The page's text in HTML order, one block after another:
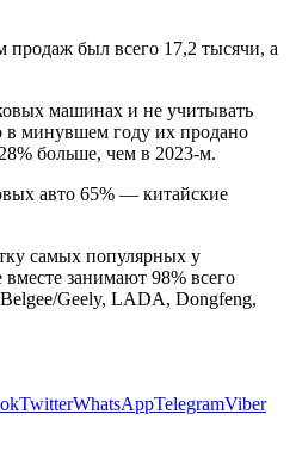
продаж был всего 17,2 тысячи, а
машинах и не учитывать
в минувшем году их продано
больше, чем в 2023-м.
авто 65% — китайские
самых популярных у
занимают 98% всего
Geely, LADA, Dongfeng,
TwitterWhatsAppTelegramViber